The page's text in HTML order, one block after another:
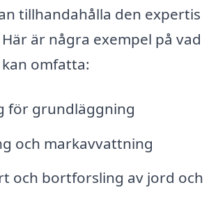
tillhandahålla den expertis
är några exempel på vad
omfatta:
för grundläggning
och markavvattning
och bortforsling av jord och